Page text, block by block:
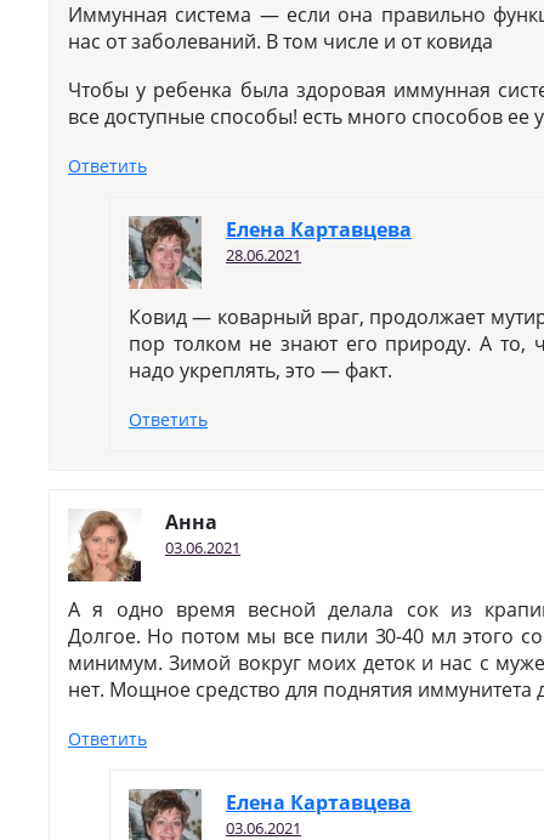
Иммунная система — если она правильно
нас от заболеваний. В том числе и от ковида
Чтобы у ребенка была здоровая иммунная
все доступные способы! есть много способов ее
Ответить
Елена Картавцева
28.06.2021
Ковид — коварный враг, продолжает
пор толком не знают его природу. А то,
надо укреплять, это — факт.
Ответить
Анна
03.06.2021
А я одно время весной делала сок из
Долгое. Но потом мы все пили 30-40 мл этого
минимум. Зимой вокруг моих деток и нас с
нет. Мощное средство для поднятия иммунитета
Ответить
Елена Картавцева
03.06.2021